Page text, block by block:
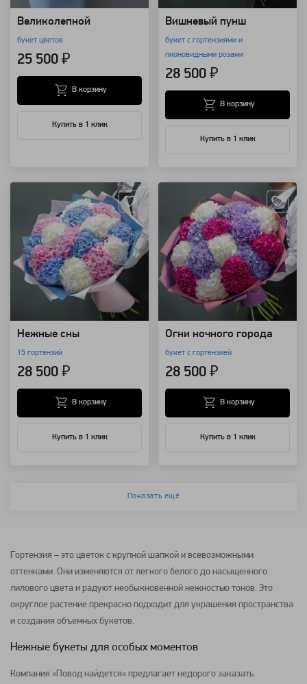
Великолепной
букет цветов
25 500 ₽
Купить в 1 клик
В корзину
Вишневый пунш
букет с гортензиями и
пионовидными розами
28 500 ₽
Купить в 1 клик
В корзину
Нежные сны
15 гортензий
28 500 ₽
Купить в 1 клик
В корзину
Огни ночного города
букет с гортензией
28 500 ₽
Купить в 1 клик
В корзину
Показать ещё
Гортензия – это цветок с крупной шапкой и всевозможными
оттенками. Они изменяются от легкого белого до насыщенного
лилового цвета и радуют необыкновенной нежностью тонов. Это
округлое растение прекрасно подходит для украшения пространства
и создания объемных букетов.
Нежные букеты для особых моментов
Компания «Повод найдется» предлагает недорого заказать